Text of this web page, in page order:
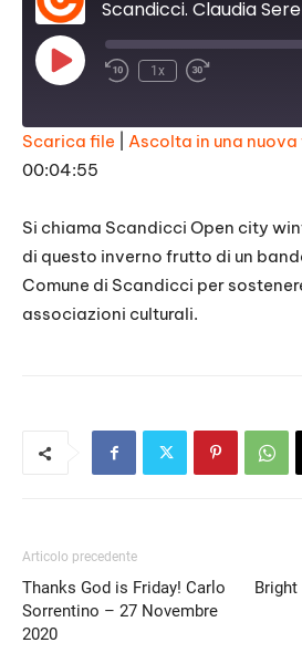
Play
Episode
1x
SHARE
LINK
EMBED
Scarica file Ascolta in una
00:04:55
Si chiama Scandicci Open city
di questo inverno frutto di un
Comune di Scandicci per
associazioni culturali.
Articolo precedente
Thanks God is Friday! Carlo
Sorrentino – 27 Novembre
2020